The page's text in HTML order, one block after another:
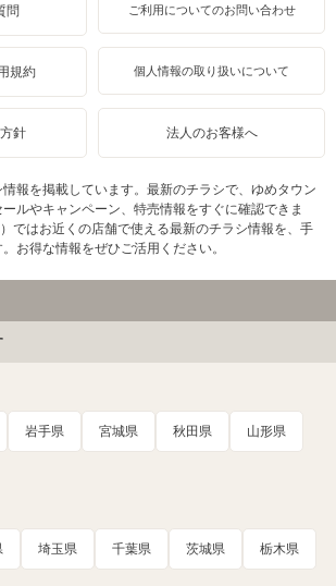
問 ご利用についてのお問い合わせ
規約 個人情報の取り扱いについて
針 法人のお客様へ
報を掲載しています。最新のチラシで、ゆめタウン
ルやキャンペーン、特売情報をすぐに確認できま
ではお近くの店舗で使える最新のチラシ情報を、手
お得な情報をぜひご活用ください。
岩手県 宮城県 秋田県 山形県
埼玉県 千葉県 茨城県 栃木県